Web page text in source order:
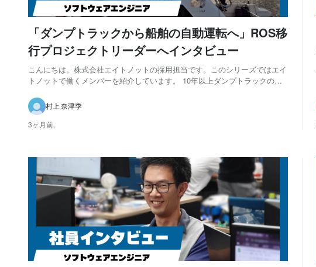
「ダンプトラックから船舶の自動運転へ」ROS移
行プロジェクトリーダーへインタビュー
こんにちは。株式会社エイトノットの採用担当です。このシリーズではエイ
トノットで働くメンバーを紹介しています。 10年以上ダンプトラックの自
内容を教えてください ROS 1を利用して作られているAI CAPTAINのソフト
ウェアを、ROS 2を利...
村上 奈津季
3ヶ月前,